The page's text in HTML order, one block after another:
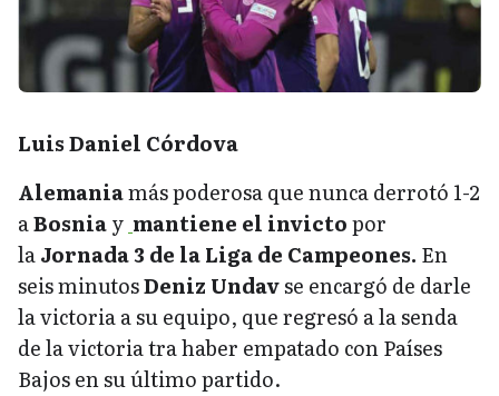
Luis Daniel Córdova
Alemaniamás poderosa que nunca derrotó 1-2
aBosniay mantiene el invictopor
laJornada 3 de la Liga de Campeones. En
seis minutosDeniz Undavse encargó de darle
la victoria a su equipo, que regresó a la senda
de la victoria tra haber empatado con Países
Bajos en su último partido.